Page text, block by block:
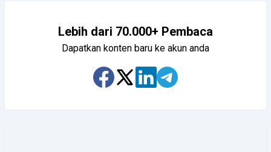
Lebih dari 70.000+ Pembaca
Dapatkan konten baru ke akun anda